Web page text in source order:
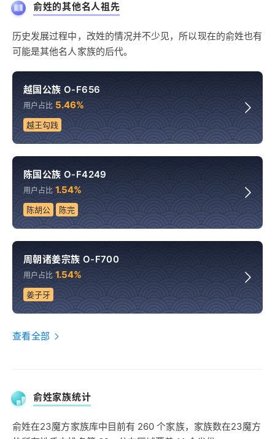
俞姓的其他名人祖先
历史发展过程中，改姓的情况并不少见，所以现在的俞姓也有
可能是其他名人家族的后代。
越国公族 O-F656
用户占比 5.46%
越王勾践
陈国公族 O-F4249
用户占比 1.54%
陈胡公 陈完
周朝诸姜宗族 O-F700
用户占比 1.54%
姜子牙
查看全部
俞姓家族统计
俞姓在23魔方家族库中目前有 260 个家族，家族数在23魔方